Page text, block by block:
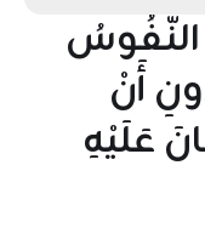
النُّفُوسُ
أَنْ
عَلَيْهِ